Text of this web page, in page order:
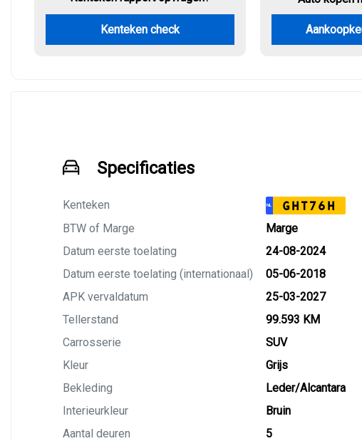
Kenteken check
Specificaties
Kenteken NL GHT76H
BTW of Marge
Marge
Datum eerste toelating
24-08-2024
Datum eerste toelating (internationaal)
05-06-2018
APK vervaldatum
25-03-2027
Tellerstand
99.593 KM
Carrosserie
SUV
Kleur
Grijs
Bekleding
Leder/Alcantara
Interieurkleur
Bruin
Aantal deuren
5